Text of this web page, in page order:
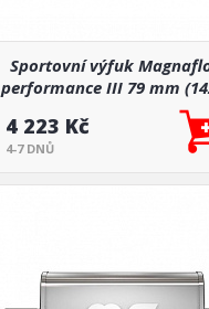
Sportovní výfuk
performance III 79 mm
4 223 Kč
4-7 DNŮ